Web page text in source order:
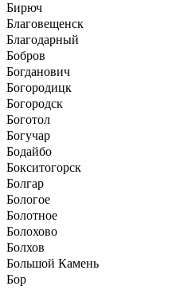
Бирюч
Благовещенск
Благодарный
Бобров
Богданович
Богородицк
Богородск
Боготол
Богучар
Бодайбо
Бокситогорск
Болгар
Бологое
Болотное
Болохово
Болхов
Большой Камень
Бор